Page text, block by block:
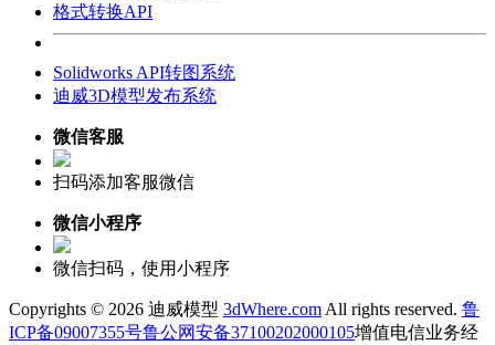
格式转换API
Solidworks API转图系统
迪威3D模型发布系统
微信客服
扫码添加客服微信
微信小程序
微信扫码，使用小程序
Copyrights © 2026 迪威模型 3dWhere.com All rights reserved. 鲁
ICP备09007355号鲁公网安备37100202000105增值电信业务经